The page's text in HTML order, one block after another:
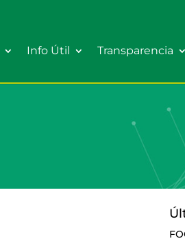
Info Útil Transparencia